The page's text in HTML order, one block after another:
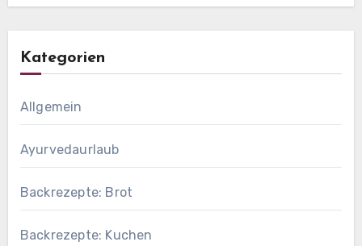
Kategorien
Allgemein
Ayurvedaurlaub
Backrezepte: Brot
Backrezepte: Kuchen